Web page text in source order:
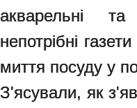
акварельні
непотрібні
миття посуду у
З'ясували, як